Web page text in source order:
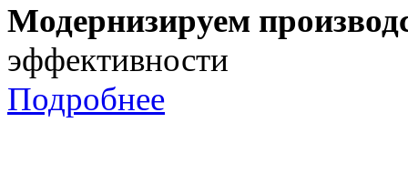
Модернизируем
эффективности
Подробнее